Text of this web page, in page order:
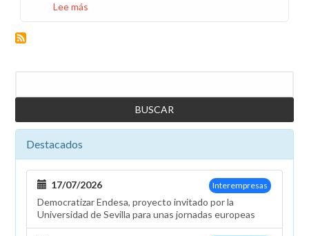
Lee más
Eléctrica
dentro
ámbito
funcional
de
convenio
Destacados
Interempresas
17/07/2026
Democratizar Endesa, proyecto invitado por la
Universidad de Sevilla para unas jornadas europeas